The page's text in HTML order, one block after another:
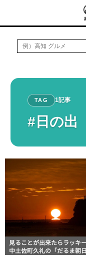
TAG 1記事
#日の出
見ることが出来たらラッキ
中土佐町久礼の「だるま朝日